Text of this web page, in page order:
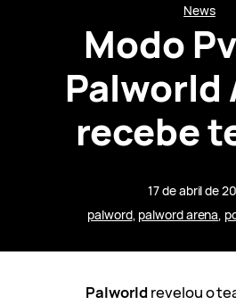
News
Modo
Palworld
recebe
17 de abril de
palword, palword arena,
Palworldrevelou o